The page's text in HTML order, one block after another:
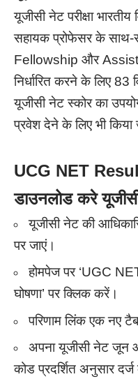
यूजीसी नेट परीक्षा
सहायक प्रोफेसर के
Fellowship और
निर्धारित करने के लिए 83
यूजीसी नेट स्कोर का
प्रवेश देने के लिए भी किया
UCG NET
डाउनलोड करे
यूजीसी नेट की
पर जाएं।
होमपेज पर ‘UGC
घोषणा’ पर क्लिक करें।
परिणाम लिंक एक नए
अपना यूजीसी नेट जून
कोड प्रदर्शित अनुसार